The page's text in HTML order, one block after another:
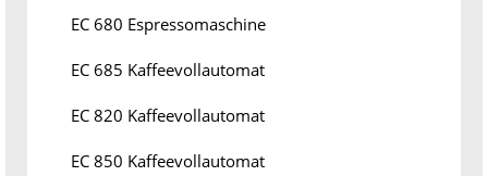
EC 680 Espressomaschine
EC 685 Kaffeevollautomat
EC 820 Kaffeevollautomat
EC 850 Kaffeevollautomat